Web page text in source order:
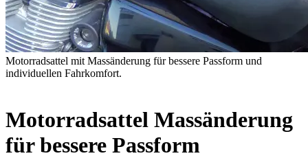
Motorradsattel mit Massänderung für bessere Passform und
individuellen Fahrkomfort.
Motorradsattel Massänderung
für bessere Passform